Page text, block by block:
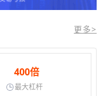
更多>
400倍
最大杠杆